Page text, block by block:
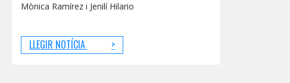
Mònica Ramírez i Jenilí Hilario
LLEGIR NOTÍCIA >